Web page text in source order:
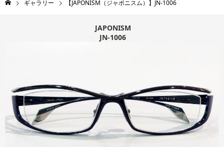
ギャラリー 【JAPONISM（ジャポニスム）】JN-1006
JAPONISM
JN-1006